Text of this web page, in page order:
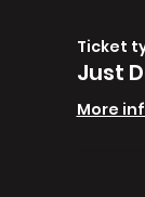
Ticket
Just
More